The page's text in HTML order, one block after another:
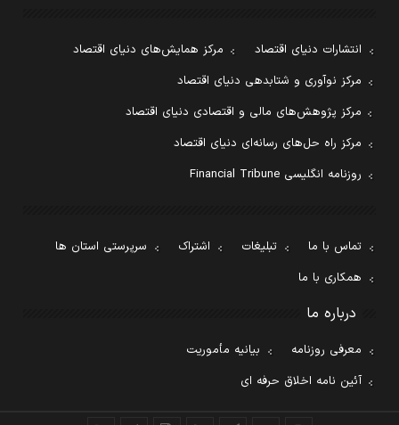
انتشارات دنیای اقتصاد
مرکز همایش‌های دنیای اقتصاد
مرکز نوآوری و شتابدهی دنیای اقتصاد
مرکز پژوهش‌های مالی و اقتصادی دنیای اقتصاد
مرکز راه حل‌های رسانه‌ای دنیای اقتصاد
روزنامه انگلیسی Financial Tribune
تماس با ما تبلیغات اشتراک
سرپرستی استان ها
همکاری با ما
درباره ما
معرفی روزنامه
بیانیه مأموریت
آئین نامه اخلاق حرفه ای